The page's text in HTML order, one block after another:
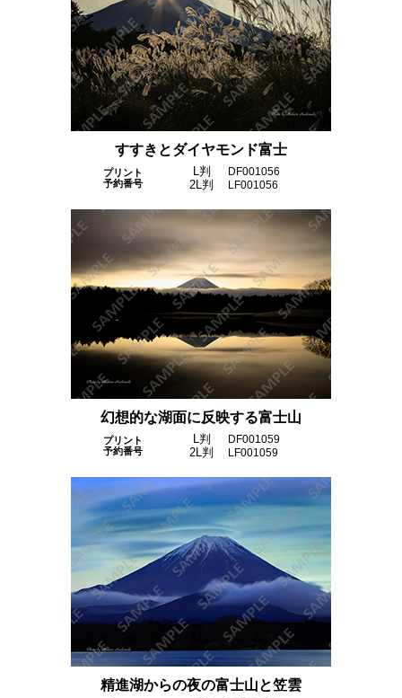
すすきとダイヤモンド富士
プリント
予約番号
L判 DF001056
2L判 LF001056
幻想的な湖面に反映する富士山
プリント
予約番号
L判 DF001059
2L判 LF001059
精進湖からの夜の富士山と笠雲